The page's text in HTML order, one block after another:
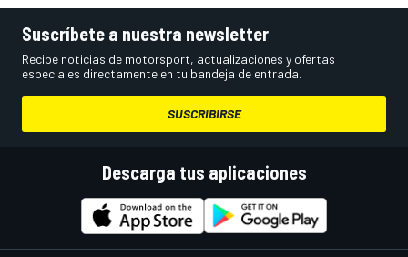
Suscríbete a nuestra newsletter
Recibe noticias de motorsport, actualizaciones y ofertas
especiales directamente en tu bandeja de entrada.
SUSCRIBIRSE
Descarga tus aplicaciones